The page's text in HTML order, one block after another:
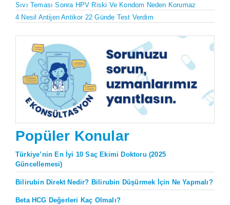
Sıvı Teması Sonra HPV Riski Ve Kondom Neden Korumaz
4 Nesil Antijen Antikor 22 Günde Test Verdim
Popüler Konular
Türkiye’nin En İyi 10 Saç Ekimi Doktoru (2025
Güncellemesi)
Bilirubin Direkt Nedir? Bilirubin Düşürmek İçin Ne Yapmalı?
Beta HCG Değerleri Kaç Olmalı?